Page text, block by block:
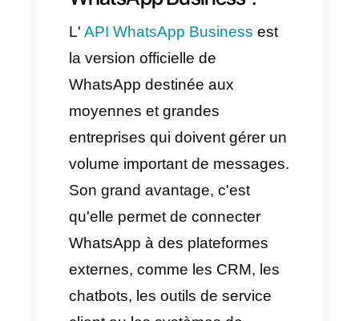
Dans cet article, nous
analyserons les principales
différences entre ces deux
solutions afin que vous puissiez
déterminer celle qui correspond
le mieux aux besoins de votre
entreprise.
Qu'est-ce que l'API